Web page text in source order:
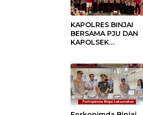
KAPOLRES BINJAI
BERSAMA PJU DAN
KAPOLSEK
BINJAI